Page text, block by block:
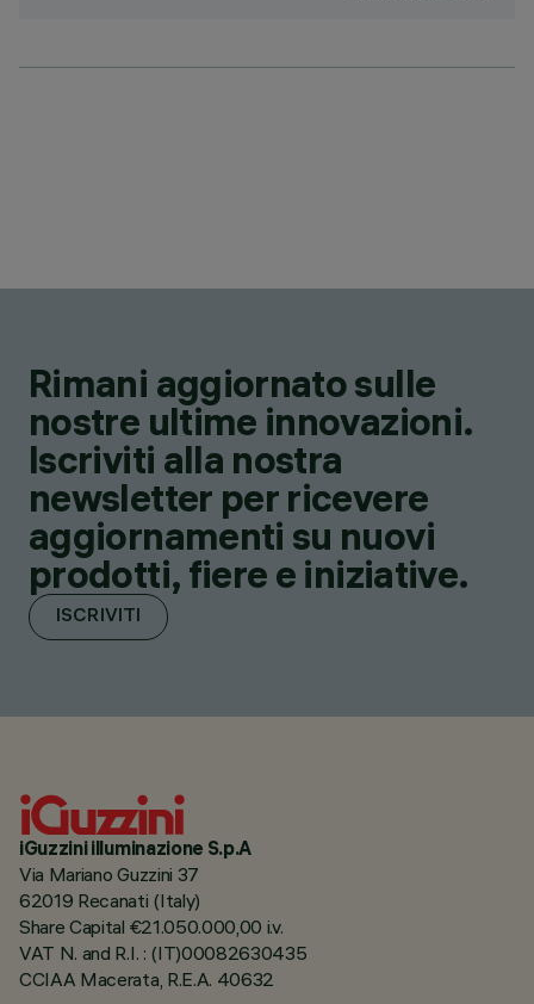
Rimani aggiornato sulle
nostre ultime innovazioni.
Iscriviti alla nostra
newsletter per ricevere
aggiornamenti su nuovi
prodotti, fiere e iniziative.
ISCRIVITI
iGuzzini illuminazione S.p.A
Via Mariano Guzzini 37
62019 Recanati (Italy)
Share Capital €21.050.000,00 i.v.
VAT N. and R.I. : (IT)00082630435
CCIAA Macerata, R.E.A. 40632